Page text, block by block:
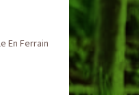
En Ferrain